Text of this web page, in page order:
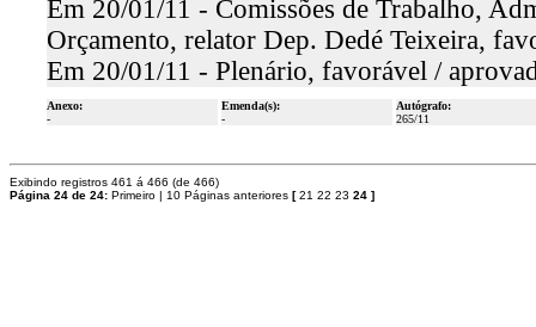
Em 20/01/11 - Comissões de Trabalho,
Orçamento, relator Dep. Dedé Teixeira,
Em 20/01/11 - Plenário, favorável /
Anexo:
-
Emenda(s):
-
Autógrafo:
265/11
Exibindo registros 461 á 466 (de 466)
Página 24 de 24: Primeiro | 10 Páginas anteriores [21 22 23 24 ]